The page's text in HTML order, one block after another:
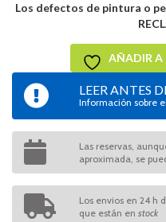
Los defectos de pintura o
AÑADIR A
LEER ANTES
Información sobre
Las reservas,
aproximada, se
Los envios en 24 h
que están en stock